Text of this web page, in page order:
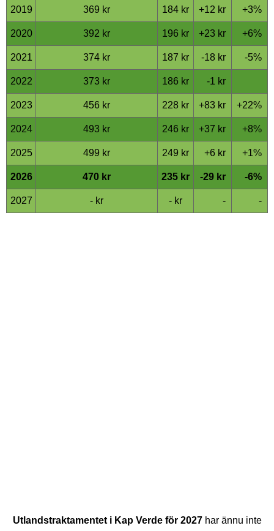
2019 369 kr 184 kr +12 kr +3%
2020 392 kr 196 kr +23 kr +6%
2021 374 kr 187 kr -18 kr -5%
2022 373 kr 186 kr -1 kr
2023 456 kr 228 kr +83 kr +22%
2024 493 kr 246 kr +37 kr +8%
2025 499 kr 249 kr +6 kr +1%
2026 470 kr 235 kr -29 kr -6%
2027 - kr - kr - -
Utlandstraktamentet i Kap Verde för 2027har ännu inte